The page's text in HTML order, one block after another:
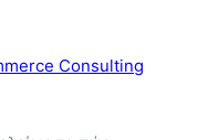
Consulting